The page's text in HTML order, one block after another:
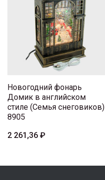
Новогодний фонарь
Домик в английском
стиле (Семья снеговиков)
8905
2 261,36 ₽